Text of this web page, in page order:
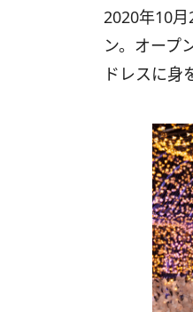
2020年10
ン。オープ
ドレスに身